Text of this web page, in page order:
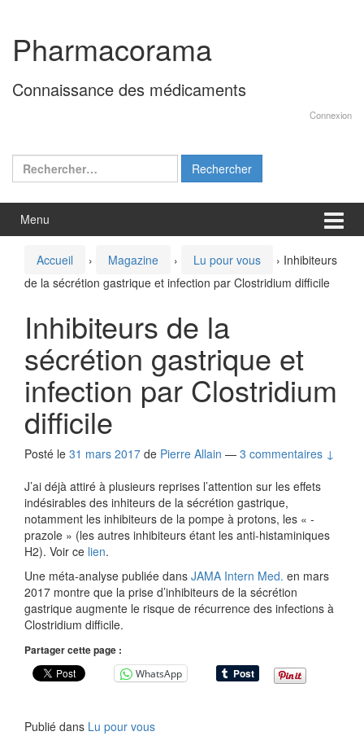
contenu
menu
principal
Pharmacorama
Connaissance des médicaments
Connexion
Rechercher :
Menu
Accueil › Magazine › Lu pour vous › Inhibiteurs
de la sécrétion gastrique et infection par Clostridium difficile
Inhibiteurs de la
sécrétion gastrique et
infection par Clostridium
difficile
Posté le 31 mars 2017 de Pierre Allain — 3 commentaires ↓
J’ai déjà attiré à plusieurs reprises l’attention sur les effets
indésirables des inhiteurs de la sécrétion gastrique,
notamment les inhibiteurs de la pompe à protons, les « -
prazole » (les autres inhibiteurs étant les anti-histaminiques
H2). Voir ce lien.
Une méta-analyse publiée dans JAMA Intern Med. en mars
2017 montre que la prise d’inhibiteurs de la sécrétion
gastrique augmente le risque de récurrence des infections à
Clostridium difficile.
Partager cette page :
WhatsApp
Publié dans Lu pour vous